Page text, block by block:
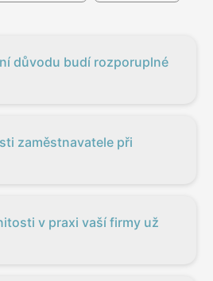
důvodu budí rozporuplné
zaměstnavatele při
v praxi vaší firmy už